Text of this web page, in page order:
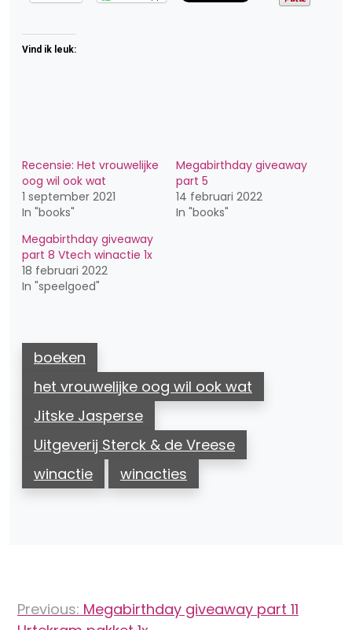
Vind ik leuk:
Recensie: Het vrouwelijke
oog wil ook wat
1 september 2021
In "books"
Megabirthday giveaway
part 5
14 februari 2022
In "books"
Megabirthday giveaway
part 8 Vtech winactie 1x
18 februari 2022
In "speelgoed"
boeken
het vrouwelijke oog wil ook wat
Jitske Jasperse
Uitgeverij Sterck & de Vreese
winactie
winacties
navigatie
Previous: Megabirthday giveaway part 11